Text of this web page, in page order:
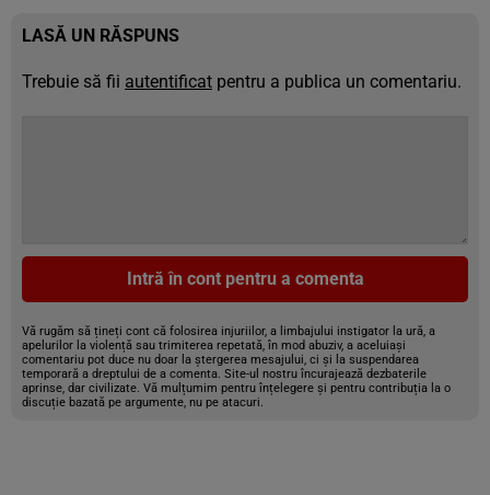
LASĂ UN RĂSPUNS
Trebuie să fii autentificat pentru a publica un comentariu.
Intră în cont pentru a comenta
Vă rugăm să țineți cont că folosirea injuriilor, a limbajului instigator la ură, a
apelurilor la violență sau trimiterea repetată, în mod abuziv, a aceluiași
comentariu pot duce nu doar la ștergerea mesajului, ci și la suspendarea
temporară a dreptului de a comenta. Site-ul nostru încurajează dezbaterile
aprinse, dar civilizate. Vă mulțumim pentru înțelegere și pentru contribuția la o
discuție bazată pe argumente, nu pe atacuri.